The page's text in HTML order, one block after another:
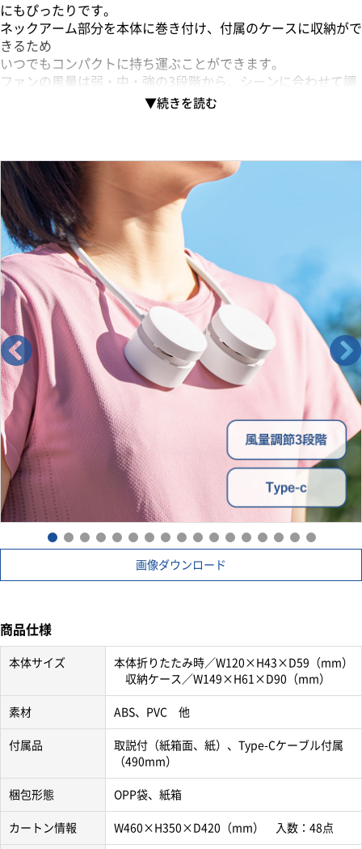
にもぴったりです。
ネックアーム部分を本体に巻き付け、付属のケースに収納がで
きるため
いつでもコンパクトに持ち運ぶことができます。
ファンの風量は弱・中・強の3段階から、シーンに合わせて調
グッズとしてもご提案いただけます。
画像ダウンロード
商品仕様
本体サイズ
本体折りたたみ時／W120×H43×D59（mm）
収納ケース／W149×H61×D90（mm）
素材 ABS、PVC 他
付属品
取説付（紙箱面、紙）、Type-Cケーブル付属
（490mm）
梱包形態 OPP袋、紙箱
カートン情報 W460×H350×D420（mm） 入数：48点